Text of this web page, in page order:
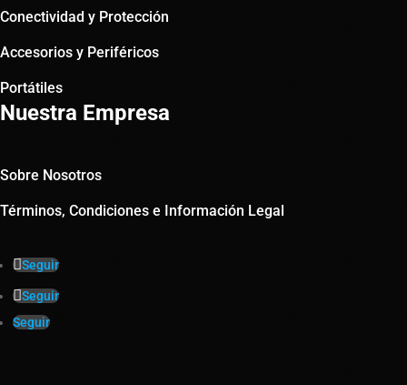
Conectividad y Protección
Accesorios y Periféricos
Portátiles
Nuestra Empresa
Sobre Nosotros
Términos, Condiciones e Información Legal
Seguir
Seguir
Seguir